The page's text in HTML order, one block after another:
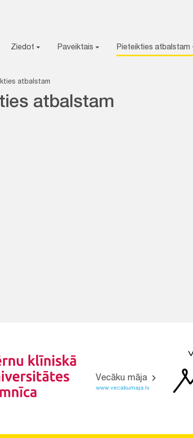
Ziedot Paveiktais Pieteikties atbalstam
atbalstam
atbalstam
Vecāku māja
www.vecakumaja.lv